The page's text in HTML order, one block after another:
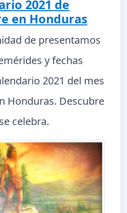
2021 de
en Honduras
de presentamos
y fechas
2021 del mes
Honduras. Descubre
celebra.